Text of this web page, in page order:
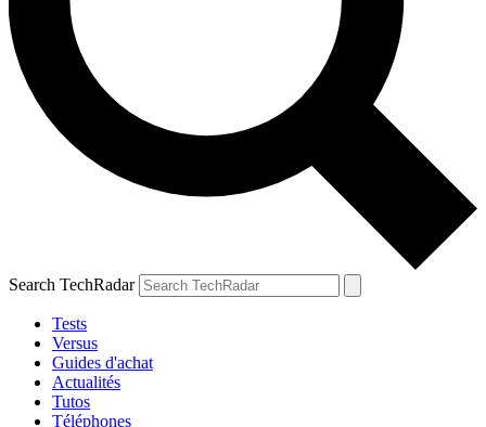
Search TechRadar
Tests
Versus
Guides d'achat
Actualités
Tutos
Téléphones